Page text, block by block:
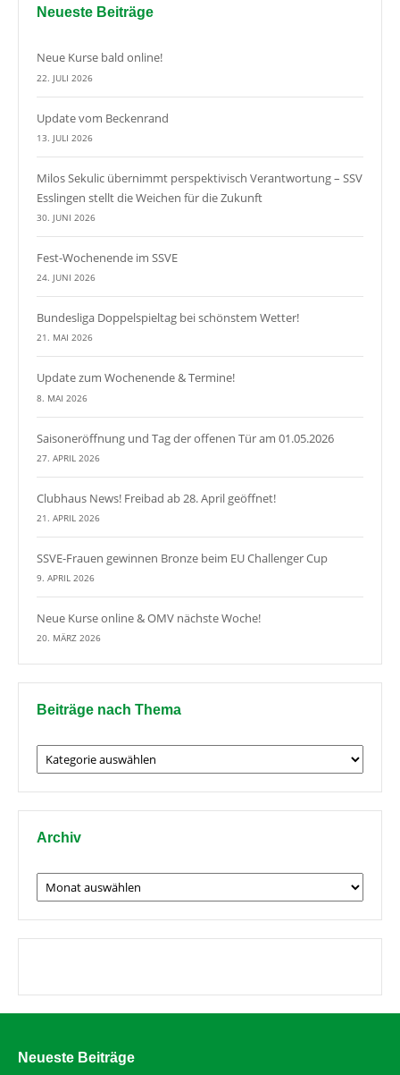
Neueste Beiträge
Neue Kurse bald online!
22. JULI 2026
Update vom Beckenrand
13. JULI 2026
Milos Sekulic übernimmt perspektivisch Verantwortung – SSV
Esslingen stellt die Weichen für die Zukunft
30. JUNI 2026
Fest-Wochenende im SSVE
24. JUNI 2026
Bundesliga Doppelspieltag bei schönstem Wetter!
21. MAI 2026
Update zum Wochenende & Termine!
8. MAI 2026
Saisoneröffnung und Tag der offenen Tür am 01.05.2026
27. APRIL 2026
Clubhaus News! Freibad ab 28. April geöffnet!
21. APRIL 2026
SSVE-Frauen gewinnen Bronze beim EU Challenger Cup
9. APRIL 2026
Neue Kurse online & OMV nächste Woche!
20. MÄRZ 2026
Beiträge nach Thema
Beiträge
nach
Thema
Archiv
Archiv
Neueste Beiträge